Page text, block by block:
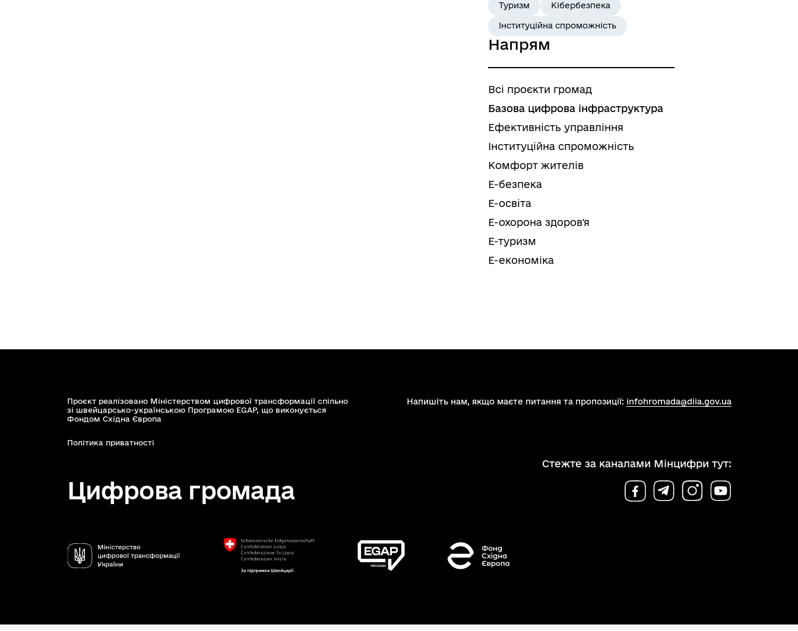
Туризм Кібербезпека
Інституційна спроможність
Напрям
Всі проєкти громад
Базова цифрова інфраструктура
Ефективність управління
Інституційна спроможність
Комфорт жителів
Е-безпека
Е-освіта
Е-охорона здоров'я
Е-туризм
Е-економіка
Проєкт реалізовано Міністерством цифрової трансформації спільно
зі швейцарсько-українською Програмою EGAP, що виконується
Фондом Східна Європа
Політика приватності
Цифрова громада
Напишіть нам, якщо маєте питання та пропозиції: infohromada@diia.gov.ua
Стежте за каналами Мінцифри тут: